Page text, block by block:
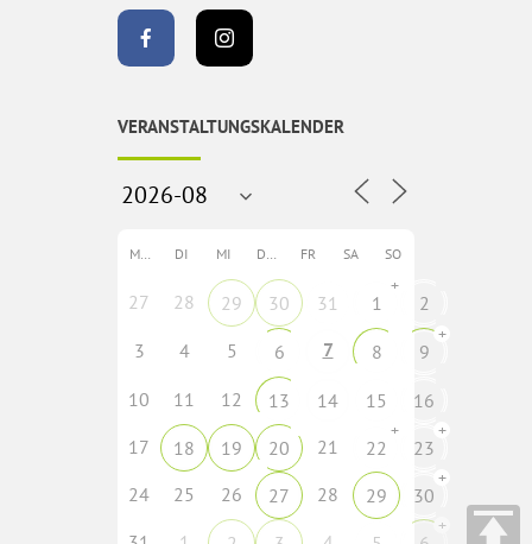
VERANSTALTUNGSKALENDER
MO DI MI DO FR SA SO
27 28 29 30 31 1
+
2
3
4 5 6 7 8 9
+
10 11 12 13 14 15
16
17
18 19 20 21 22
+
23
+
24 25 26 27 28 29 30
+
+